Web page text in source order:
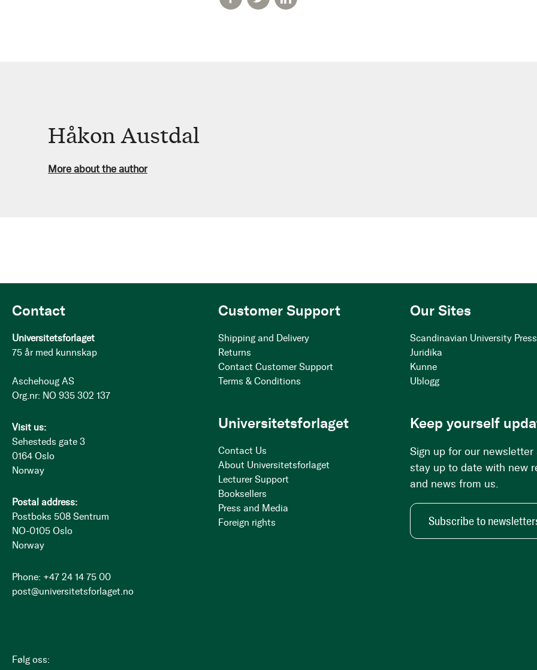
Håkon Austdal
More about the author
Contact
Universitetsforlaget
75 år med kunnskap
Aschehoug AS
Org.nr: NO 935 302 137
Visit us:
Sehesteds gate 3
0164 Oslo
Norway
Postal address:
Postboks 508 Sentrum
NO-0105 Oslo
Norway
Phone: +47 24 14 75 00
post@universitetsforlaget.no
Følg oss:
Customer Support
Shipping and Delivery
Returns
Contact Customer Support
Terms & Conditions
Our Sites
Scandinavian University Press
Juridika
Kunne
Ublogg
Universitetsforlaget
Contact Us
About Universitetsforlaget
Lecturer Support
Booksellers
Press and Media
Foreign rights
Keep yourself
Sign up for our newsletter
stay up to date with new
and news from us.
Subscribe to